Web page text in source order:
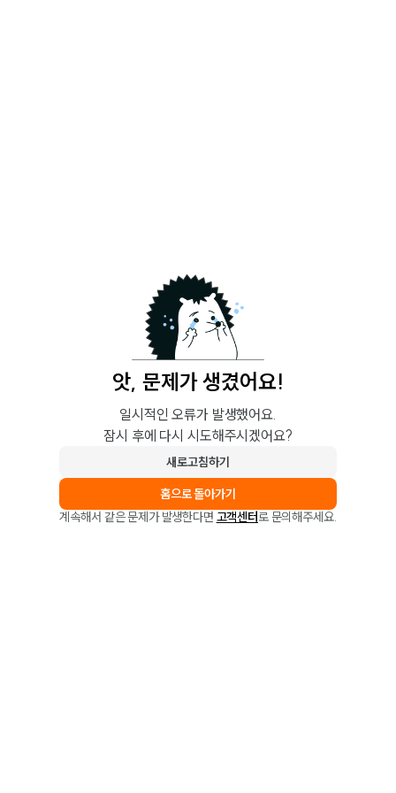
앗, 문제가 생겼어요!
일시적인 오류가 발생했어요.
잠시 후에 다시 시도해주시겠어요?
새로고침하기
홈으로 돌아가기
계속해서 같은 문제가 발생한다면 고객센터로 문의해주세요.